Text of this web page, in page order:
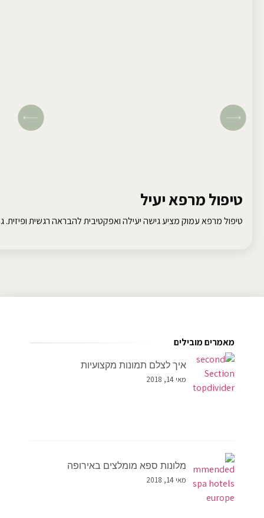
טיפול מרפא יעיל
טיפול מרפא עמוק מציע גישה יעילה ואפקטיבית להבראה רגשית ופיזית.
מאמרים מובילים
איך לצלם תמונות מקצועיות
מאי 14, 2018
מלונות ספא מומלצים באירופה
מאי 14, 2018